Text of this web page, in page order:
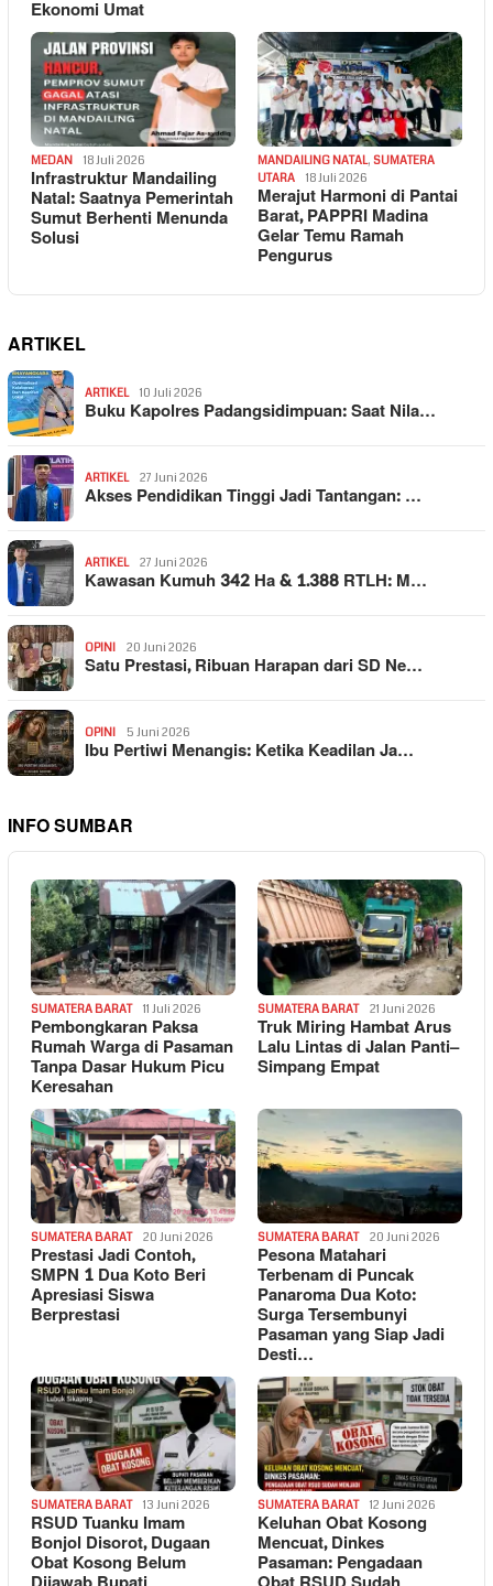
Ekonomi Umat
MEDAN 18 Juli 2026
Infrastruktur Mandailing
Natal: Saatnya Pemerintah
Sumut Berhenti Menunda
Solusi
MANDAILING NATAL, SUMATERA
UTARA
18 Juli 2026
Merajut Harmoni di Pantai
Barat, PAPPRI Madina
Gelar Temu Ramah
Pengurus
ARTIKEL
ARTIKEL 10 Juli 2026
Buku Kapolres Padangsidimpuan: Saat Nila…
ARTIKEL 27 Juni 2026
Akses Pendidikan Tinggi Jadi Tantangan: …
ARTIKEL 27 Juni 2026
Kawasan Kumuh 342 Ha & 1.388 RTLH: M…
OPINI 20 Juni 2026
Satu Prestasi, Ribuan Harapan dari SD Ne…
OPINI 5 Juni 2026
Ibu Pertiwi Menangis: Ketika Keadilan Ja…
INFO SUMBAR
SUMATERA BARAT 11 Juli 2026
Pembongkaran Paksa
Rumah Warga di Pasaman
Tanpa Dasar Hukum Picu
Keresahan
SUMATERA BARAT 21 Juni 2026
Truk Miring Hambat Arus
Lalu Lintas di Jalan Panti–
Simpang Empat
SUMATERA BARAT 20 Juni 2026
Prestasi Jadi Contoh,
SMPN 1 Dua Koto Beri
Apresiasi Siswa
Berprestasi
SUMATERA BARAT 20 Juni 2026
Pesona Matahari
Terbenam di Puncak
Panaroma Dua Koto:
Surga Tersembunyi
Pasaman yang Siap Jadi
Desti…
SUMATERA BARAT 13 Juni 2026
RSUD Tuanku Imam
Bonjol Disorot, Dugaan
Obat Kosong Belum
SUMATERA BARAT 12 Juni 2026
Keluhan Obat Kosong
Mencuat, Dinkes
Pasaman: Pengadaan